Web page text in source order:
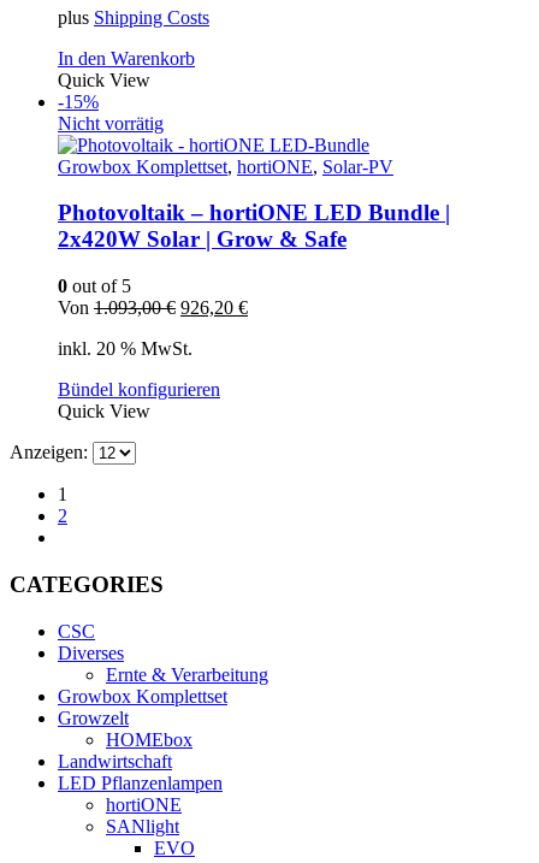
plus Shipping Costs
In den Warenkorb
Quick View
-15%
Nicht vorrätig
Growbox Komplettset, hortiONE, Solar-PV
Photovoltaik – hortiONE LED Bundle |
2x420W Solar | Grow & Safe
0 out of 5
Von 1.093,00€ Ursprünglicher
war:
926,20 €Aktueller
inkl. 20 % MwSt.
Bündel konfigurieren
Quick View
Anzeigen:
1
2
CATEGORIES
CSC
Diverses
Ernte & Verarbeitung
Growbox Komplettset
Growzelt
HOMEbox
Landwirtschaft
LED Pflanzenlampen
hortiONE
SANlight
EVO